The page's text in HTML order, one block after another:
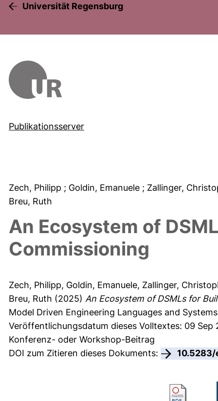
Universität Regensburg
Publikationsserver
Zech, Philipp ; Goldin, Emanuele ; Zallinger,
Breu, Ruth
An Ecosystem of
Commissioning
Zech, Philipp, Goldin, Emanuele, Zallinger,
Breu, Ruth (2025) An Ecosystem of DSMLs for
Model Driven Engineering Languages and
Veröffentlichungsdatum dieses Volltextes: 09 Sep
Konferenz- oder Workshop-Beitrag
DOI zum Zitieren dieses Dokuments: